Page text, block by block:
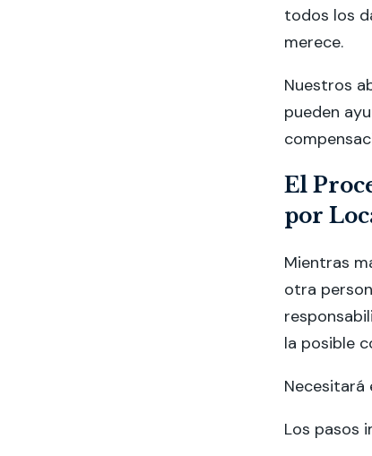
todos los
merece.
Nuestros
pueden
El
por
Mientras
otra
la posible
Necesitará
Los pasos